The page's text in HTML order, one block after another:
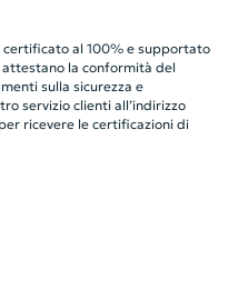
certificato al 100% e supportato
la conformità del
sulla sicurezza e
servizio clienti all’indirizzo
ricevere le certificazioni di